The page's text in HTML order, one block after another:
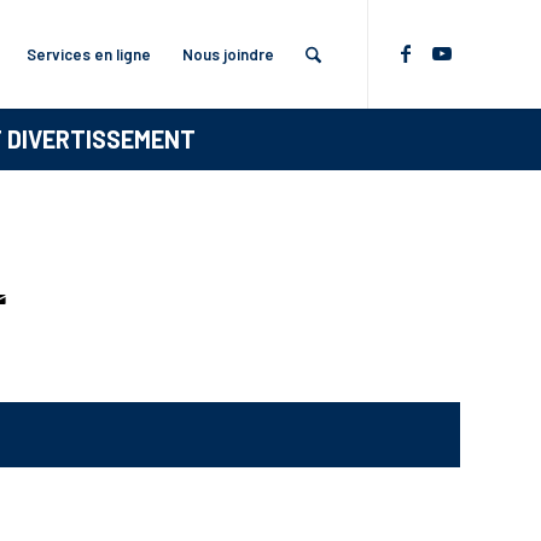
Services en ligne Nous joindre
DIVERTISSEMENT